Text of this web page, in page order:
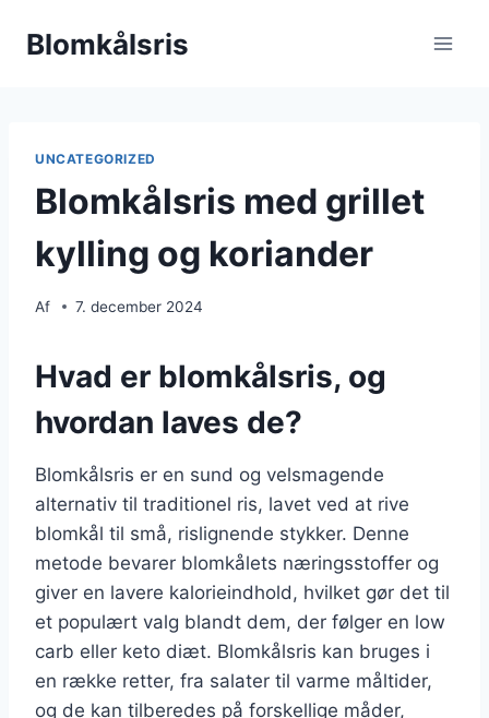
Blomkålsris
UNCATEGORIZED
Blomkålsris med grillet
kylling og koriander
Af 7. december 2024
Hvad er blomkålsris, og
hvordan laves de?
Blomkålsris er en sund og velsmagende
alternativ til traditionel ris, lavet ved at rive
blomkål til små, rislignende stykker. Denne
metode bevarer blomkålets næringsstoffer og
giver en lavere kalorieindhold, hvilket gør det til
et populært valg blandt dem, der følger en low
carb eller keto diæt. Blomkålsris kan bruges i
en række retter, fra salater til varme måltider,
og de kan tilberedes på forskellige måder,